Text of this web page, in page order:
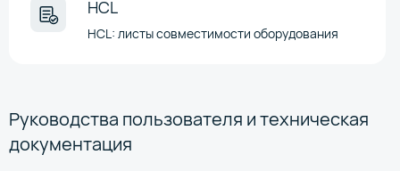
HCL
HCL: листы совместимости оборудования
Руководства пользователя и техническая
документация